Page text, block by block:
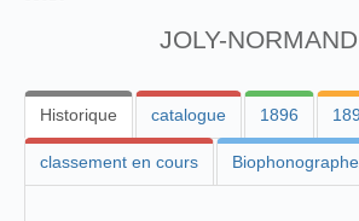
JOLY-
Historique catalogue 1896
classement en cours